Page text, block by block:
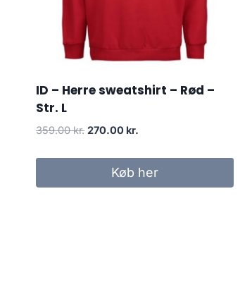
ID – Herre sweatshirt – Rød –
Str. L
359.00kr. Original
359.00 kr..
270.00 kr.
270.00 kr..
Køb her